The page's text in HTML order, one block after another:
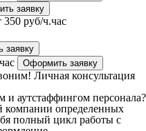
заявку
350 руб/ч.час
заявку
Оформить заявку
Личная консультация
и аутстаффингом персонала?
компании определенных
полный цикл работы с